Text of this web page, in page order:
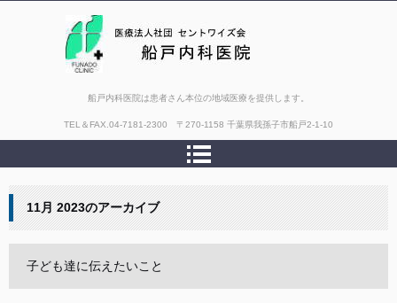
船戸内科医院は患者さん本位の地域医療を提供します。
TEL＆FAX. 04-7181-2300 〒270-1158 千葉県我孫子市船戸2-1-10
11月 2023のアーカイブ
子ども達に伝えたいこと